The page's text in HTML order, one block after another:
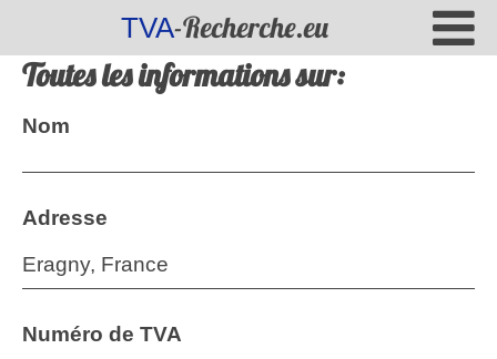
TVA-Recherche.eu
Toutes les informations sur:
Nom
Adresse
Eragny, France
Numéro de TVA